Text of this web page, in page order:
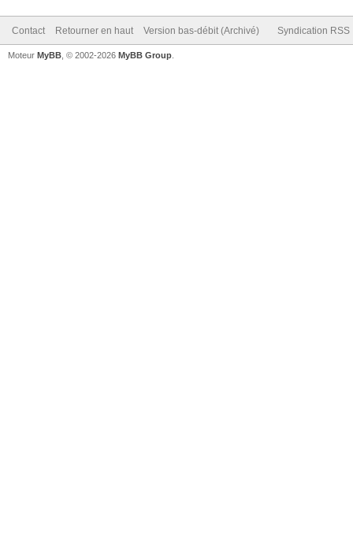
Contact Retourner en haut Version bas-débit (Archivé) Syndication RSS
Moteur MyBB , © 2002-2026 MyBB Group